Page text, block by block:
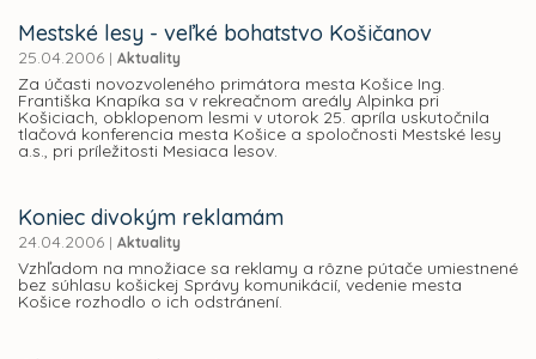
Mestské lesy - veľké bohatstvo Košičanov
25.04.2006 | Aktuality
Za účasti novozvoleného primátora mesta Košice Ing.
Františka Knapíka sa v rekreačnom areály Alpinka pri
Košiciach, obklopenom lesmi v utorok 25. apríla uskutočnila
tlačová konferencia mesta Košice a spoločnosti Mestské lesy
a.s., pri príležitosti Mesiaca lesov.
Koniec divokým reklamám
24.04.2006 | Aktuality
Vzhľadom na množiace sa reklamy a rôzne pútače umiestnené
bez súhlasu košickej Správy komunikácií, vedenie mesta
Košice rozhodlo o ich odstránení.